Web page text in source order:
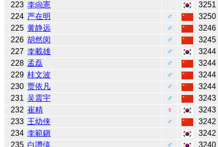
223 李尙憲
3251
224 严在明 ♂
3250
225 黄静远 ♂
3246
226 胡然闵 ♂
3245
227 李載雄 ♂
3244
228 孟磊 ♂
3244
229 桂文波 ♂
3244
230 贾依凡 ♂
3244
231 吴震宇 ♂
3243
232 崔精 ♀
3243
233 王幼侠 ♂
3242
234 李範鎭
3242
235 白讚僖 ♂
3240